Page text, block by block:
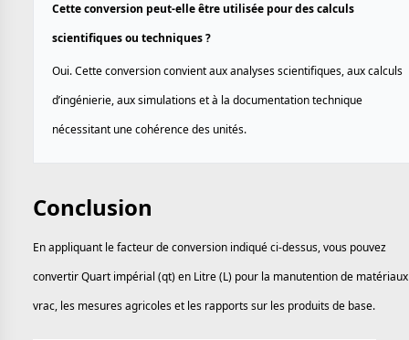
Cette conversion peut-elle être utilisée pour des calculs
scientifiques ou techniques ?
Oui. Cette conversion convient aux analyses scientifiques, aux calculs
d’ingénierie, aux simulations et à la documentation technique
nécessitant une cohérence des unités.
Conclusion
En appliquant le facteur de conversion indiqué ci-dessus, vous pouvez
convertir Quart impérial (qt) en Litre (L) pour la manutention de
vrac, les mesures agricoles et les rapports sur les produits de base.